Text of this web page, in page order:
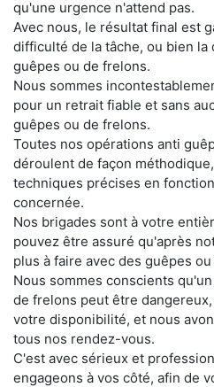
qu'une urgence n'attend pas.
Avec nous, le résultat final est
difficulté de la tâche, ou bien la
guêpes ou de frelons.
Nous sommes
pour un retrait fiable et sans
guêpes ou de frelons.
Toutes nos opérations anti
déroulent de façon
techniques précises en
concernée.
Nos brigades sont à votre
pouvez être assuré qu'après
plus à faire avec des guêpes
Nous sommes conscients
de frelons peut être
votre disponibilité, et nous
tous nos rendez-vous.
C'est avec sérieux et
engageons à vos côté, afin de